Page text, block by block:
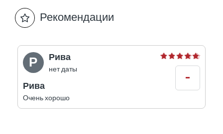
Рекомендации
Р Рива
нет даты
Рива
Очень хорошо
-